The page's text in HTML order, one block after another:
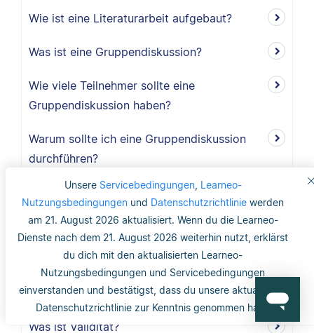
Unsere Servicebedingungen, Learneo-
Nutzungsbedingungen und Datenschutzrichtlinie werden
am 21. August 2026 aktualisiert. Wenn du die Learneo-
Dienste nach dem 21. August 2026 weiterhin nutzt, erklärst
du dich mit den aktualisierten Learneo-
Nutzungsbedingungen und Servicebedingungen
einverstanden und bestätigst, dass du unsere aktualisierte
Datenschutzrichtlinie zur Kenntnis genommen hast.
Wie ist eine Literaturarbeit aufgebaut?
Was ist eine Gruppendiskussion?
Wie viele Teilnehmer sollte eine
Gruppendiskussion haben?
Warum sollte ich eine Gruppendiskussion
durchführen?
Wie lang ist der Methodikteil?
Was bedeutet deduktiv und induktiv?
Was bedeutet induktiv?
Was bedeutet deduktiv?
Was ist Validität?